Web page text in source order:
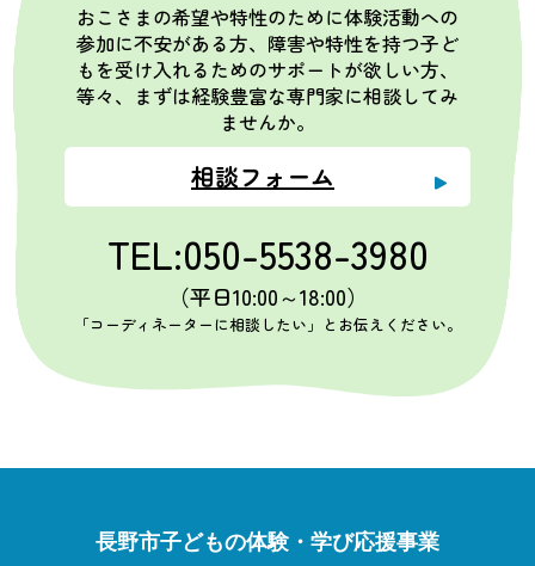
おこさまの希望や特性のために体験活動への
参加に不安がある方、障害や特性を持つ子ど
もを受け入れるためのサポートが欲しい方、
等々、まずは経験豊富な専門家に相談してみ
ませんか。
相談フォーム
TEL:050-5538-3980
（平日10:00～18:00）
「コーディネーターに相談したい」とお伝えください。
長野市子どもの体験・学び応援事業